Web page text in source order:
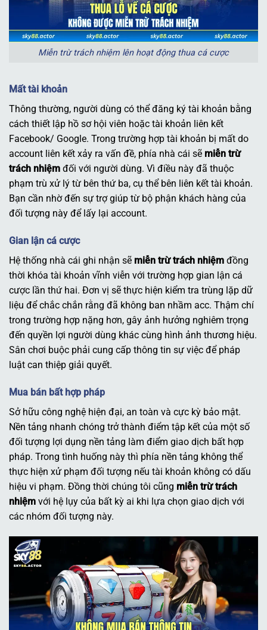
Miễn trừ trách nhiệm lên hoạt động thua cá cược
Mất tài khoản
Thông thường, người dùng có thể đăng ký tài khoản bằng
cách thiết lập hồ sơ hội viên hoặc tài khoản liên kết
Facebook/ Google. Trong trường hợp tài khoản bị mất do
account liên kết xảy ra vấn đề, phía nhà cái sẽ miễn trừ
trách nhiệm đối với người dùng. Vì điều này đã thuộc
phạm trù xử lý từ bên thứ ba, cụ thể bên liên kết tài khoản.
Bạn cần nhờ đến sự trợ giúp từ bộ phận khách hàng của
đối tượng này để lấy lại account.
Gian lận cá cược
Hệ thống nhà cái ghi nhận sẽ miễn trừ trách nhiệm đồng
thời khóa tài khoản vĩnh viễn với trường hợp gian lận cá
cược lần thứ hai. Đơn vị sẽ thực hiện kiểm tra trùng lặp dữ
liệu để chắc chắn rằng đã không ban nhầm acc. Thậm chí
trong trường hợp nặng hơn, gây ảnh hưởng nghiêm trọng
đến quyền lợi người dùng khác cùng hình ảnh thương hiệu.
Sân chơi buộc phải cung cấp thông tin sự việc để pháp
luật can thiệp giải quyết.
Mua bán bất hợp pháp
Sở hữu công nghệ hiện đại, an toàn và cực kỳ bảo mật.
Nền tảng nhanh chóng trở thành điểm tập kết của một số
đối tượng lợi dụng nền tảng làm điểm giao dịch bất hợp
pháp. Trong tình huống này thì phía nền tảng không thể
thực hiện xử phạm đối tượng nếu tài khoản không có dấu
hiệu vi phạm. Đồng thời chúng tôi cũng miễn trừ trách
nhiệm với hệ lụy của bất kỳ ai khi lựa chọn giao dịch với
các nhóm đối tượng này.